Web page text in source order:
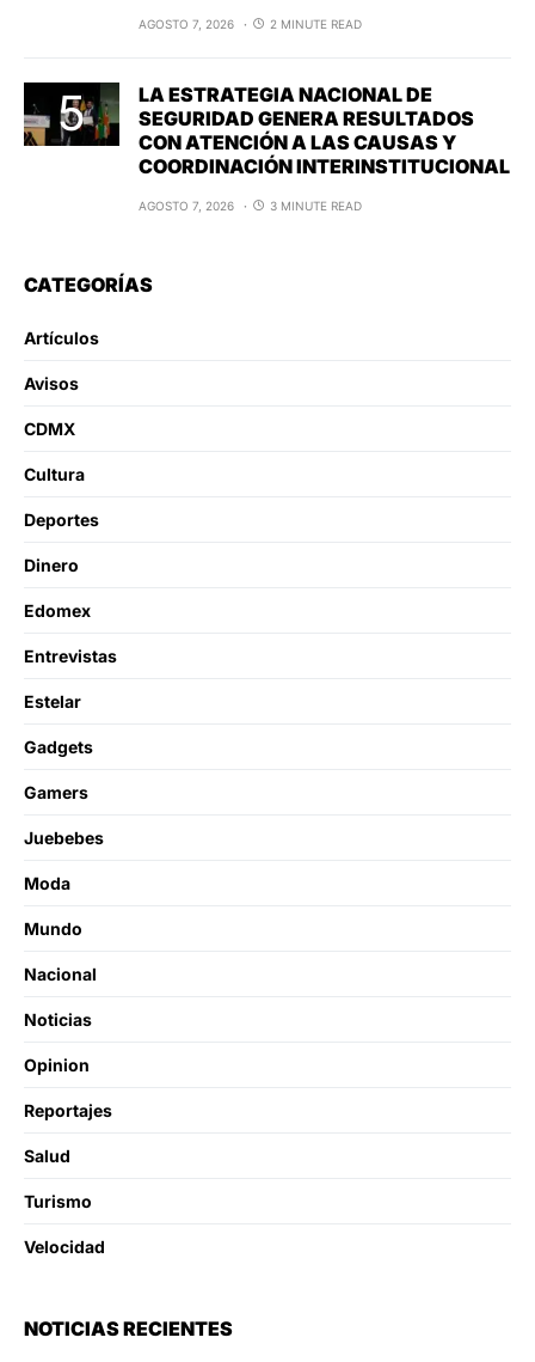
AGOSTO 7, 2026 2 MINUTE READ
LA ESTRATEGIA NACIONAL DE
SEGURIDAD GENERA RESULTADOS
CON ATENCIÓN A LAS CAUSAS Y
COORDINACIÓN INTERINSTITUCIONAL
AGOSTO 7, 2026 3 MINUTE READ
CATEGORÍAS
Artículos
Avisos
CDMX
Cultura
Deportes
Dinero
Edomex
Entrevistas
Estelar
Gadgets
Gamers
Juebebes
Moda
Mundo
Nacional
Noticias
Opinion
Reportajes
Salud
Turismo
Velocidad
NOTICIAS RECIENTES